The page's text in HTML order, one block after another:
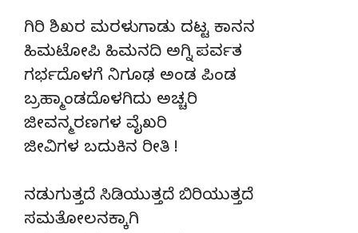
ಗಿರಿ ಶಿಖರ ಮರಳುಗಾಡು ದಟ್ಟ ಕಾನನ
ಹಿಮಟೋಪಿ ಹಿಮನದಿ ಅಗ್ನಿ ಪರ್ವತ
ಗರ್ಭದೊಳಗೆ ನಿಗೂಢ ಅಂಡ ಪಿಂಡ
ಬ್ರಹ್ಮಾಂಡದೊಳಗಿದು ಅಚ್ಚರಿ
ಜೀವನ್ಮರಣಗಳ ವೈಖರಿ
ಜೀವಿಗಳ ಬದುಕಿನ ರೀತಿ !
ನಡುಗುತ್ತದೆ ಸಿಡಿಯುತ್ತದೆ ಬಿರಿಯುತ್ತದೆ
ಸಮತೋಲನಕ್ಕಾಗಿ